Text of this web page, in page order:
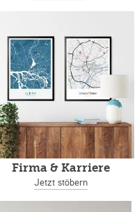
Firma & Karriere
Jetzt stöbern